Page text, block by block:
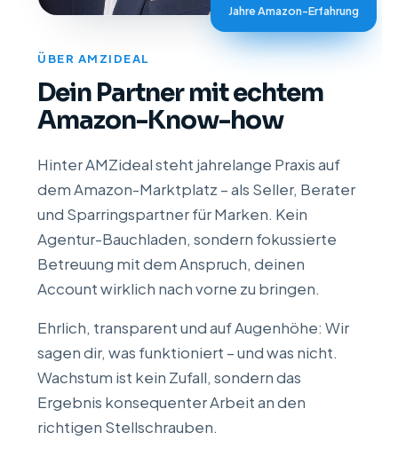
Jahre Amazon-Erfahrung
ÜBER AMZIDEAL
Dein Partner mit echtem
Amazon-Know-how
Hinter AMZideal steht jahrelange Praxis auf
dem Amazon-Marktplatz – als Seller, Berater
und Sparringspartner für Marken. Kein
Agentur-Bauchladen, sondern fokussierte
Betreuung mit dem Anspruch, deinen
Account wirklich nach vorne zu bringen.
Ehrlich, transparent und auf Augenhöhe: Wir
sagen dir, was funktioniert – und was nicht.
Wachstum ist kein Zufall, sondern das
Ergebnis konsequenter Arbeit an den
richtigen Stellschrauben.